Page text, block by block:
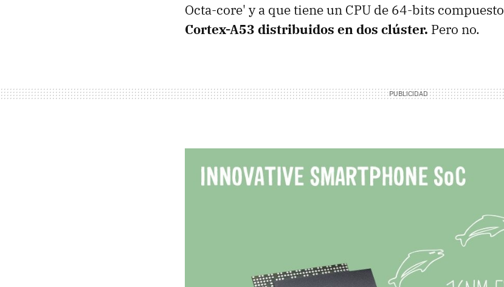
Octa-core' y a que tiene un CPU de 64-bits compuesto
Cortex-A53 distribuidos en dos clúster. Pero no.